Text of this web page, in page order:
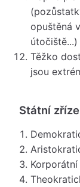
opuštěná
útočiště...)
Těžko
jsou
Státní
Korporátní